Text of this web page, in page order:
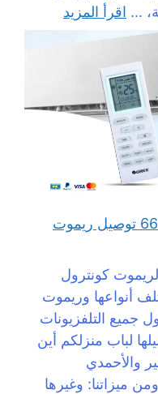
... اقرأ المزيد
توصيل ريموت للمنزل 66041166 توصيل ريموت
كونترول
أنواعها وريموت
جميع التلفزيونات
لباب منزلكم أين
والأحمدي
ميزاتنا: وغيرها